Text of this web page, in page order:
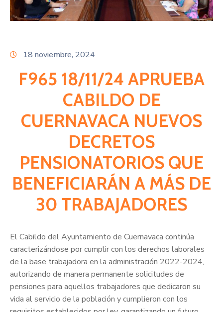
Transparencia
Citas18 noviembre, 2024
F965 18/11/24 APRUEBA
CABILDO DE
CUERNAVACA NUEVOS
DECRETOS
PENSIONATORIOS QUE
BENEFICIARÁN A MÁS DE
30 TRABAJADORES
El Cabildo del Ayuntamiento de Cuernavaca continúa
caracterizándose por cumplir con los derechos laborales
de la base trabajadora en la administración 2022-2024,
autorizando de manera permanente solicitudes de
pensiones para aquellos trabajadores que dedicaron su
vida al servicio de la población y cumplieron con los